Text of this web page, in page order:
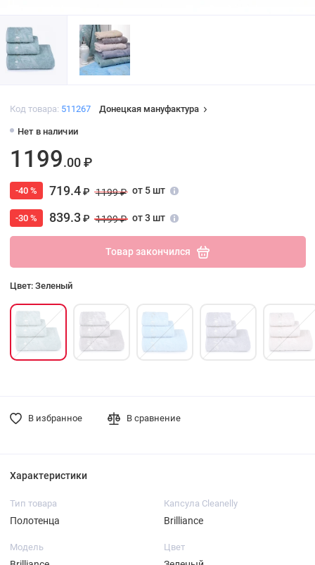
Код товара: 511267 Донецкая мануфактура
Нет в наличии
1199.00 ₽
-40 % 719.4₽ 1199 ₽ от 5 шт
-30 % 839.3₽ 1199 ₽ от 3 шт
Товар закончился
Цвет: Зеленый
В избранное В сравнение
Характеристики
Тип товара
Полотенца
Капсула Cleanelly
Brilliance
Модель Цвет